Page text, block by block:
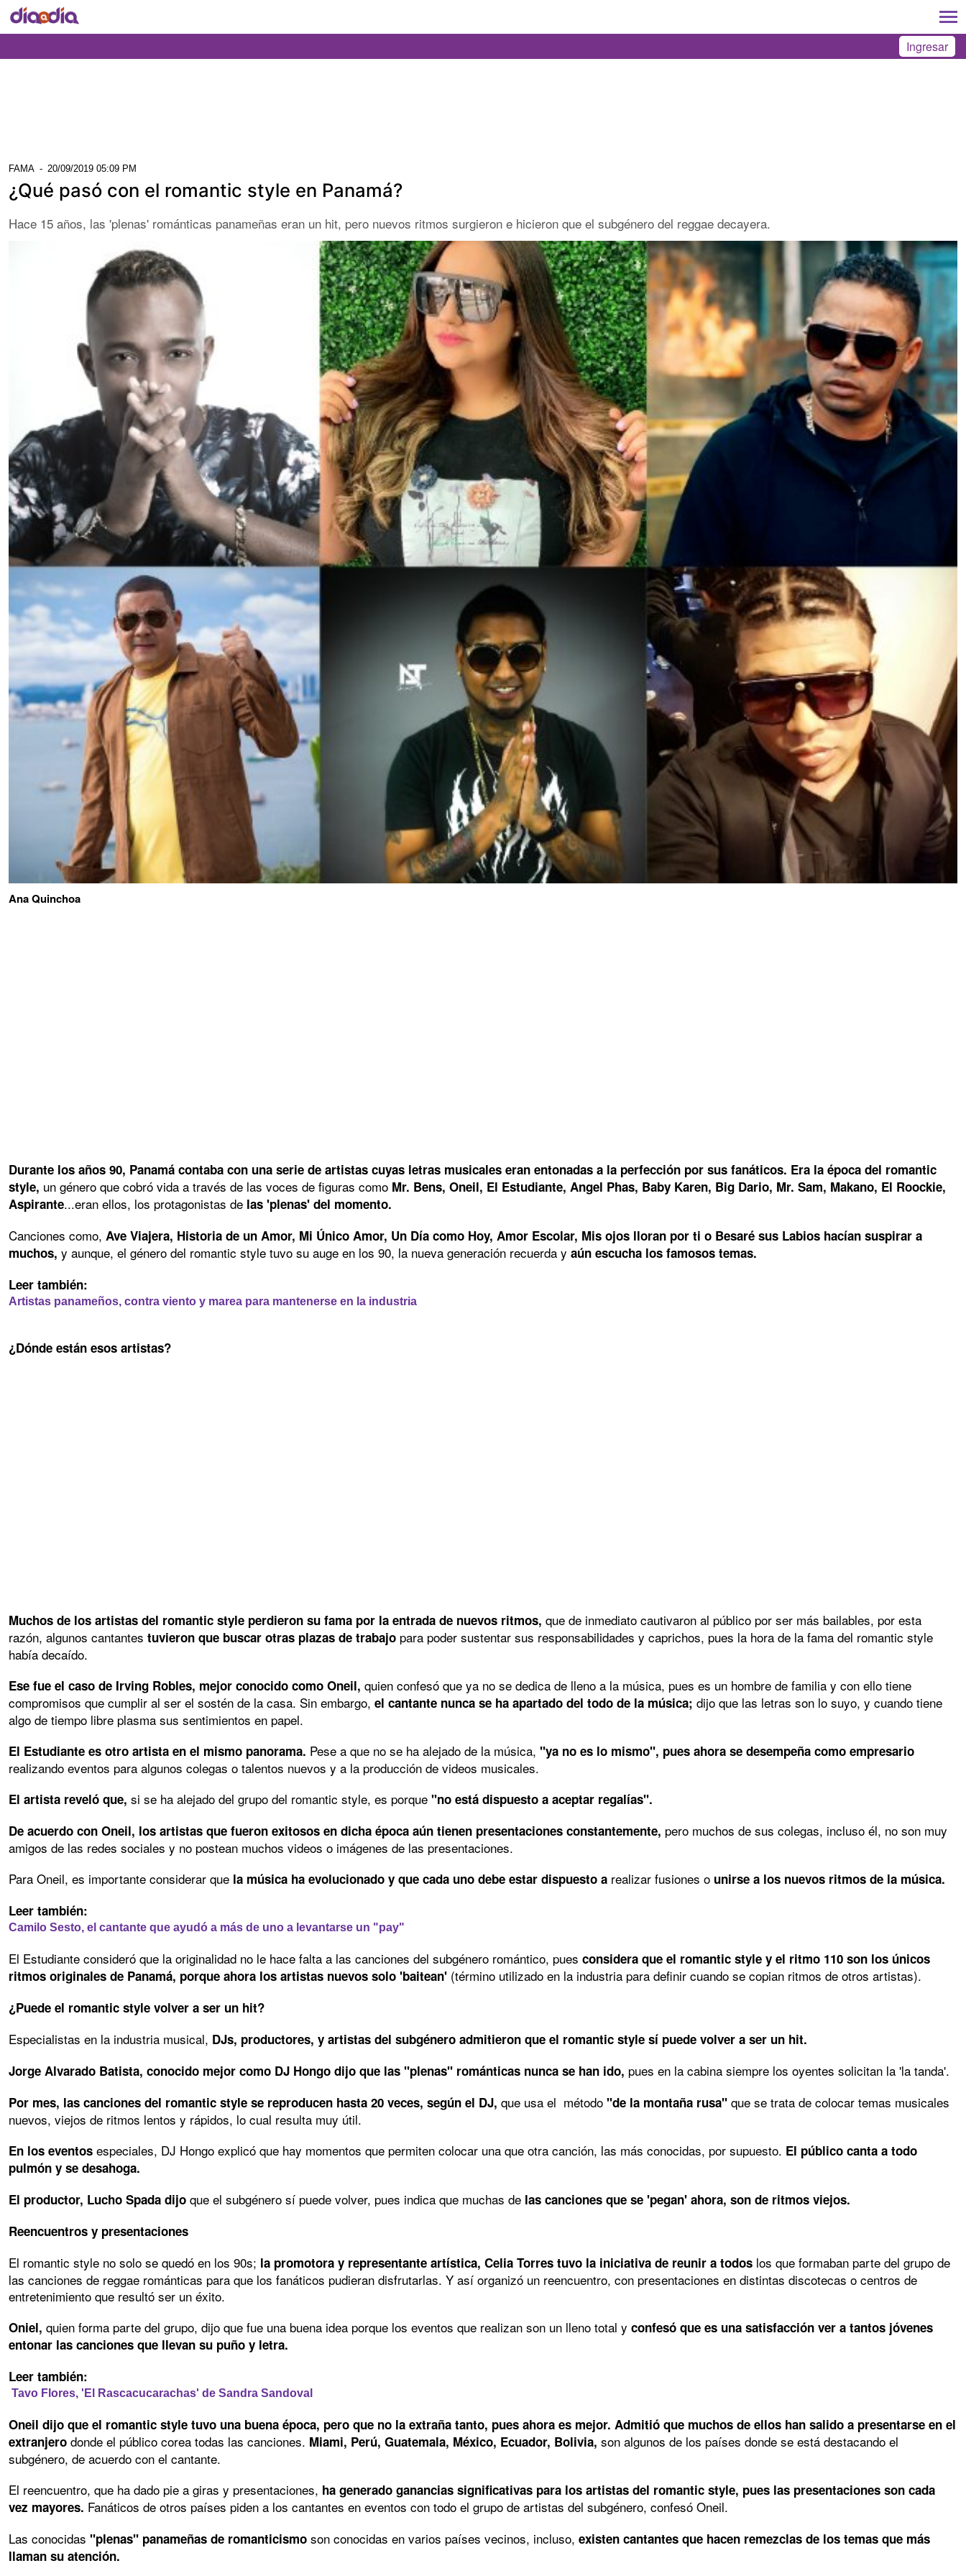
Ingresar
FAMA - 20/09/2019 05:09 PM
¿Qué pasó con el romantic style en Panamá?
Hace 15 años, las 'plenas' románticas panameñas eran un hit, pero nuevos ritmos surgieron e hicieron que el subgénero del reggae decayera.
Ana Quinchoa
Durante los años 90, Panamá contaba con una serie de artistas cuyas letras musicales eran entonadas a la perfección por sus fanáticos. Era la época del romantic
style, un género que cobró vida a través de las voces de figuras como Mr. Bens, Oneil, El Estudiante, Angel Phas, Baby Karen, Big Dario, Mr. Sam, Makano, El Roockie,
Aspirante...eran ellos, los protagonistas de las 'plenas' del momento.
Canciones como, Ave Viajera, Historia de un Amor, Mi Único Amor, Un Día como Hoy, Amor Escolar, Mis ojos lloran por ti o Besaré sus Labios hacían suspirar a
muchos, y aunque, el género del romantic style tuvo su auge en los 90, la nueva generación recuerda y aún escucha los famosos temas.
Leer también:
Artistas panameños, contra viento y marea para mantenerse en la industria
¿Dónde están esos artistas?
Muchos de los artistas del romantic style perdieron su fama por la entrada de nuevos ritmos, que de inmediato cautivaron al público por ser más bailables, por esta
razón, algunos cantantes tuvieron que buscar otras plazas de trabajo para poder sustentar sus responsabilidades y caprichos, pues la hora de la fama del romantic style
había decaído.
Ese fue el caso de Irving Robles, mejor conocido como Oneil, quien confesó que ya no se dedica de lleno a la música, pues es un hombre de familia y con ello tiene
compromisos que cumplir al ser el sostén de la casa. Sin embargo, el cantante nunca se ha apartado del todo de la música; dijo que las letras son lo suyo, y cuando tiene
algo de tiempo libre plasma sus sentimientos en papel.
El Estudiante es otro artista en el mismo panorama. Pese a que no se ha alejado de la música, "ya no es lo mismo", pues ahora se desempeña como empresario
realizando eventos para algunos colegas o talentos nuevos y a la producción de videos musicales.
El artista reveló que, si se ha alejado del grupo del romantic style, es porque "no está dispuesto a aceptar regalías".
De acuerdo con Oneil, los artistas que fueron exitosos en dicha época aún tienen presentaciones constantemente, pero muchos de sus colegas, incluso él, no son muy
amigos de las redes sociales y no postean muchos videos o imágenes de las presentaciones.
Para Oneil, es importante considerar que la música ha evolucionado y que cada uno debe estar dispuesto a realizar fusiones o unirse a los nuevos ritmos de la música.
Leer también:
Camilo Sesto, el cantante que ayudó a más de uno a levantarse un "pay"
El Estudiante consideró que la originalidad no le hace falta a las canciones del subgénero romántico, pues considera que el romantic style y el ritmo 110 son los únicos
ritmos originales de Panamá, porque ahora los artistas nuevos solo 'baitean' (término utilizado en la industria para definir cuando se copian ritmos de otros artistas).
¿Puede el romantic style volver a ser un hit?
Especialistas en la industria musical, DJs, productores, y artistas del subgénero admitieron que el romantic style sí puede volver a ser un hit.
Jorge Alvarado Batista, conocido mejor como DJ Hongo dijo que las "plenas" románticas nunca se han ido, pues en la cabina siempre los oyentes solicitan la 'la tanda'.
Por mes, las canciones del romantic style se reproducen hasta 20 veces, según el DJ, que usa el método "de la montaña rusa" que se trata de colocar temas musicales
nuevos, viejos de ritmos lentos y rápidos, lo cual resulta muy útil.
En los eventos especiales, DJ Hongo explicó que hay momentos que permiten colocar una que otra canción, las más conocidas, por supuesto. El público canta a todo
pulmón y se desahoga.
El productor, Lucho Spada dijo que el subgénero sí puede volver, pues indica que muchas de las canciones que se 'pegan' ahora, son de ritmos viejos.
Reencuentros y presentaciones
El romantic style no solo se quedó en los 90s; la promotora y representante artística, Celia Torres tuvo la iniciativa de reunir a todos los que formaban parte del grupo de
las canciones de reggae románticas para que los fanáticos pudieran disfrutarlas. Y así organizó un reencuentro, con presentaciones en distintas discotecas o centros de
entretenimiento que resultó ser un éxito.
Oniel, quien forma parte del grupo, dijo que fue una buena idea porque los eventos que realizan son un lleno total y confesó que es una satisfacción ver a tantos jóvenes
entonar las canciones que llevan su puño y letra.
Leer también:
Tavo Flores, 'El Rascacucarachas' de Sandra Sandoval
Oneil dijo que el romantic style tuvo una buena época, pero que no la extraña tanto, pues ahora es mejor. Admitió que muchos de ellos han salido a presentarse en el
extranjero donde el público corea todas las canciones. Miami, Perú, Guatemala, México, Ecuador, Bolivia, son algunos de los países donde se está destacando el
subgénero, de acuerdo con el cantante.
El reencuentro, que ha dado pie a giras y presentaciones, ha generado ganancias significativas para los artistas del romantic style, pues las presentaciones son cada
vez mayores. Fanáticos de otros países piden a los cantantes en eventos con todo el grupo de artistas del subgénero, confesó Oneil.
Las conocidas "plenas" panameñas de romanticismo son conocidas en varios países vecinos, incluso, existen cantantes que hacen remezclas de los temas que más
llaman su atención.